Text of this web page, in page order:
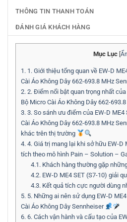
THÔNG TIN THANH TOÁN
ĐÁNH GIÁ KHÁCH HÀNG
Mục Lục Ẩn
1. 1. Giới thiệu tổng quan về EW-D
Cài Áo Không Dây 662-693.8 MHz
2. 2. Điểm nổi bật quan trọng nhất
Bộ Micro Cài Áo Không Dây 662-
3. 3. So sánh ưu điểm của EW-D
Cài Áo Không Dây 662-693.8 MHz
khác trên thị trường
4. 4. Giá trị mang lại khi sở hữu EW-D
tích theo mô hình Pain – Solution –
4.1.Khách hàng thường gặp
4.2.EW-D ME4 SET (S7-10) giải
4.3.Kết quả tích cực người dùng
5. 5. Những ai nên sử dụng EW-D
Cài Áo Không Dây Sennheiser
6. 6. Cách vận hành và cấu tạo của